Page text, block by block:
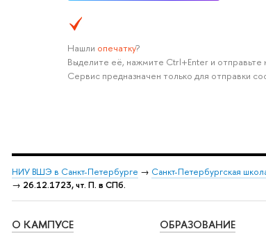
Нашли опечатку?
Выделите её, нажмите Ctrl+Enter и отправьте
Сервис предназначен только для отправки
НИУ ВШЭ в Санкт-Петербурге → Санкт-Петербургская
→ 26.12.1723, чт. П. в СПб.
О КАМПУСЕ ОБРАЗОВАНИЕ